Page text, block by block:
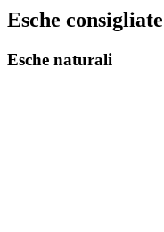
Esche consigliate
Esche naturali